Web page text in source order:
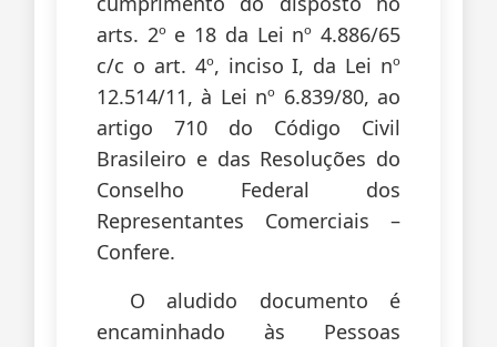
arts. 2º e 18 da Lei nº 4.886/65
c/c o art. 4º, inciso I, da Lei nº
12.514/11, à Lei nº 6.839/80, ao
artigo 710 do Código Civil
Brasileiro e das Resoluções do
Conselho Federal dos
Representantes Comerciais –
Confere.
O aludido documento é
encaminhado às Pessoas